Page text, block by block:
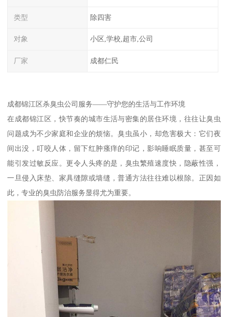
类型 除四害
对象 小区,学校,超市,公司
厂家 成都仁民
成都锦江区杀臭虫公司服务——守护您的生活与工作环境
在成都锦江区，快节奏的城市生活与密集的居住环境，往往让臭虫
问题成为不少家庭和企业的烦恼。臭虫虽小，却危害极大：它们夜
间出没，叮咬人体，留下红肿瘙痒的印记，影响睡眠质量，甚至可
能引发过敏反应。更令人头疼的是，臭虫繁殖速度快，隐蔽性强，
一旦侵入床垫、家具缝隙或墙缝，普通方法往往难以根除。正因如
此，专业的臭虫防治服务显得尤为重要。